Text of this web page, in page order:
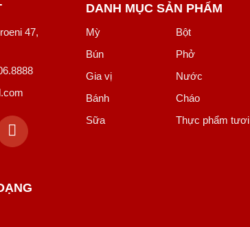
47,
DANH MỤC SẢN PHẨM
Mỳ
Bột
Bún
Phở
Gia vị
Nước
Bánh
Cháo
Sữa
Thực phẩm tươi